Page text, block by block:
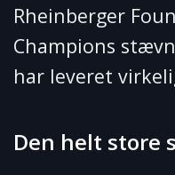
Rheinberger
Champions
har leveret
Den helt store